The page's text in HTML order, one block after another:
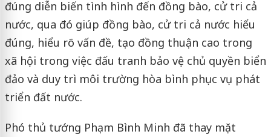
đúng diễn biến tình hình đến đồng bào, cử tri cả
nước, qua đó giúp đồng bào, cử tri cả nước hiểu
đúng, hiểu rõ vấn đề, tạo đồng thuận cao trong
xã hội trong việc đấu tranh bảo vệ chủ quyền biển
đảo và duy trì môi trường hòa bình phục vụ phát
triển đất nước.
Phó thủ tướng Phạm Bình Minh đã thay mặt